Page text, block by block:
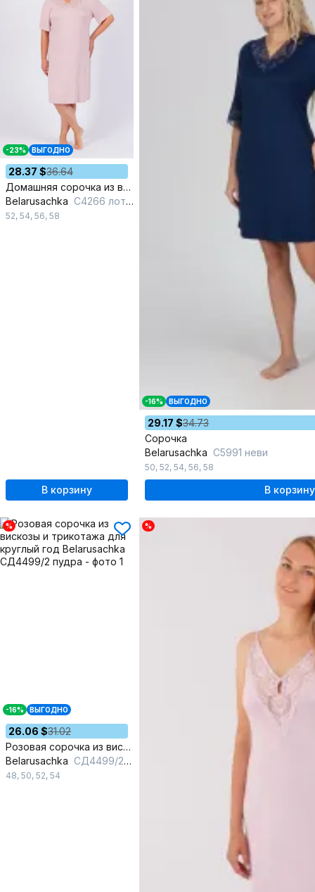
-23% ВЫГОДНО
28.37 $36.64
Домашняя сорочка из вискозы и трикотажа для уютных вечеров
Belarusachka С4266 лотос
52, 54, 56, 58
В корзину
-16% ВЫГОДНО
29.17 $34.73
Сорочка
Belarusachka С5991 неви
50, 52, 54, 56, 58
В корзину
%
-16% ВЫГОДНО
26.06 $31.02
Розовая сорочка из вискозы и трикотажа для круглый год
Belarusachka СД4499/2 пудра
48, 50, 52, 54
%